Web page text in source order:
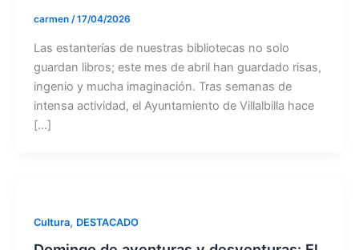
carmen /17/04/2026
Las estanterías de nuestras bibliotecas no solo
guardan libros; este mes de abril han guardado risas,
ingenio y mucha imaginación. Tras semanas de
intensa actividad, el Ayuntamiento de Villalbilla hace
[…]
Cultura, DESTACADO